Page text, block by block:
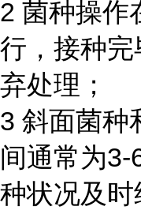
2 菌种操作
行，接种
弃处理；
3 斜面菌种
间通常为3-
种状况及